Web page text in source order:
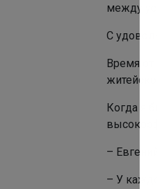
между
С
Время от
Когда я
–
– У